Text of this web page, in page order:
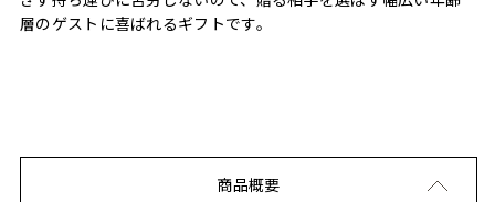
層のゲストに喜ばれるギフトです。
商品概要